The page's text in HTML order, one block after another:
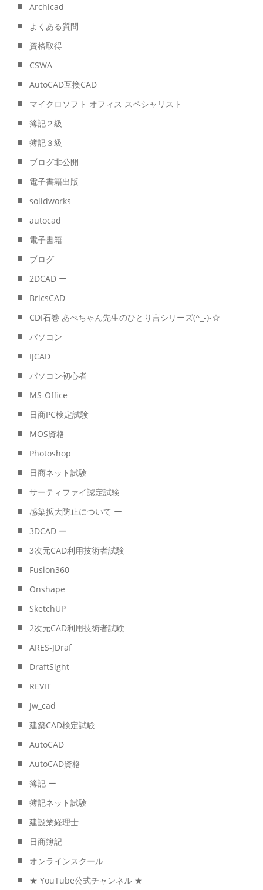
Archicad
よくある質問
資格取得
CSWA
AutoCAD互換CAD
マイクロソフト オフィス スペシャリスト
簿記２級
簿記３級
ブログ非公開
電子書籍出版
solidworks
autocad
電子書籍
ブログ
2DCAD ー
BricsCAD
CDI石巻 あべちゃん先生のひとり言シリーズ(^_-)-☆
パソコン
IJCAD
パソコン初心者
MS-Office
日商PC検定試験
MOS資格
Photoshop
日商ネット試験
サーティファイ認定試験
感染拡大防止について ー
3DCAD ー
3次元CAD利用技術者試験
Fusion360
Onshape
SketchUP
2次元CAD利用技術者試験
ARES-JDraf
DraftSight
REVIT
Jw_cad
建築CAD検定試験
AutoCAD
AutoCAD資格
簿記 ー
簿記ネット試験
建設業経理士
日商簿記
オンラインスクール
★ YouTube公式チャンネル ★